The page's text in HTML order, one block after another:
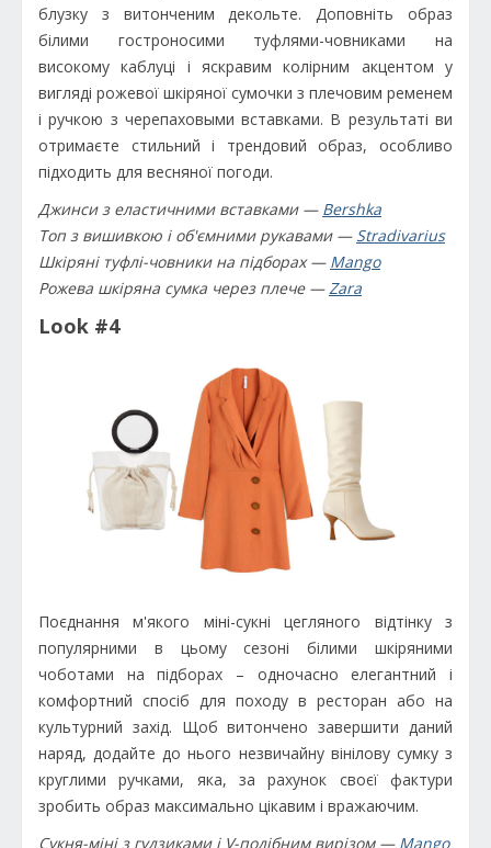
блузку з витонченим декольте. Доповніть образ
білими гостроносими туфлями-човниками на
високому каблуці і яскравим колірним акцентом у
вигляді рожевої шкіряної сумочки з плечовим ременем
і ручкою з черепаховыми вставками. В результаті ви
отримаєте стильний і трендовий образ, особливо
підходить для весняної погоди.
Джинси з еластичними вставками — Bershka
Топ з вишивкою і об'ємними рукавами — Stradivarius
Шкіряні туфлі-човники на підборах — Mango
Рожева шкіряна сумка через плече —Zara
Look #4
Поєднання м'якого міні-сукні цегляного відтінку з
популярними в цьому сезоні білими шкіряними
чоботами на підборах – одночасно елегантний і
комфортний спосіб для походу в ресторан або на
культурний захід. Щоб витончено завершити даний
наряд, додайте до нього незвичайну вінілову сумку з
круглими ручками, яка, за рахунок своєї фактури
зробить образ максимально цікавим і вражаючим.
Сукня-міні з гудзиками і V-подібним вирізом — Mango